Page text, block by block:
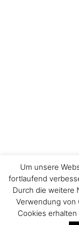
Um unsere
fortlaufend
Durch die weitere
Verwendung von
Cookies